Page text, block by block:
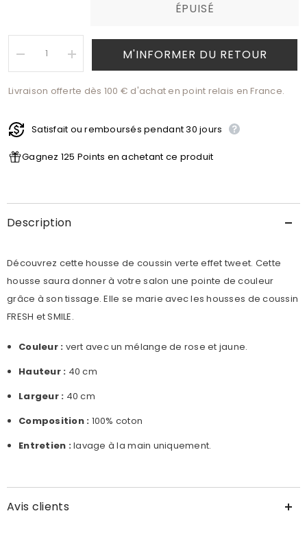
Réduire
la
de
Coussin
Gardena
la
de
Gardena
ÉPUISÉ
M'INFORMER DU RETOUR
Livraison offerte dès 100 € d'achat en point relais en France.
Satisfait ou remboursés pendant 30 jours
Gagnez 125 Points en achetant ce produit
Description
Découvrez cette housse de coussin verte effet tweet. Cette
housse saura donner à votre salon une pointe de couleur
grâce à son tissage. Elle se marie avec les housses de coussin
FRESH et SMILE.
Couleur : vert avec un mélange de rose et jaune.
Hauteur : 40 cm
Largeur : 40 cm
Composition : 100% coton
Entretien :lavage à la main uniquement.
Avis clients